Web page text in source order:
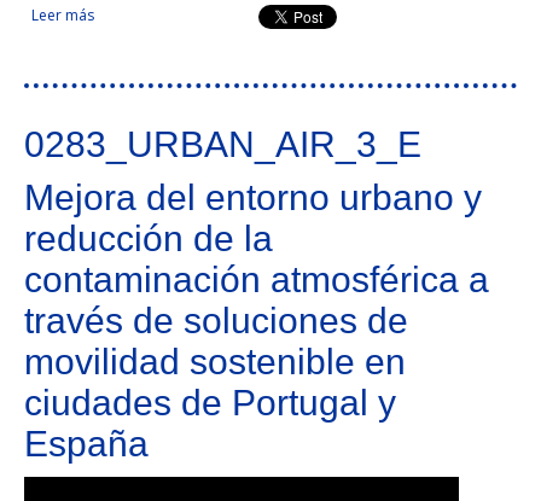
Leer más sobre Plan de acción Algarve-Andalucía para el impulso de la
movilidad eléctrica en zonas de especial interés turístico y
0283_URBAN_AIR_3_E
Mejora del entorno urbano y
reducción de la
contaminación atmosférica a
través de soluciones de
movilidad sostenible en
ciudades de Portugal y
España